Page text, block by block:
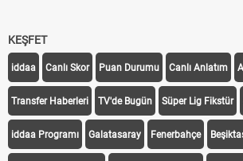
KEŞFET
iddaa Canlı Skor Puan Durumu Canlı Anlatım
Transfer Haberleri TV'de Bugün Süper Lig Fikstür
iddaa Programı Galatasaray Fenerbahçe